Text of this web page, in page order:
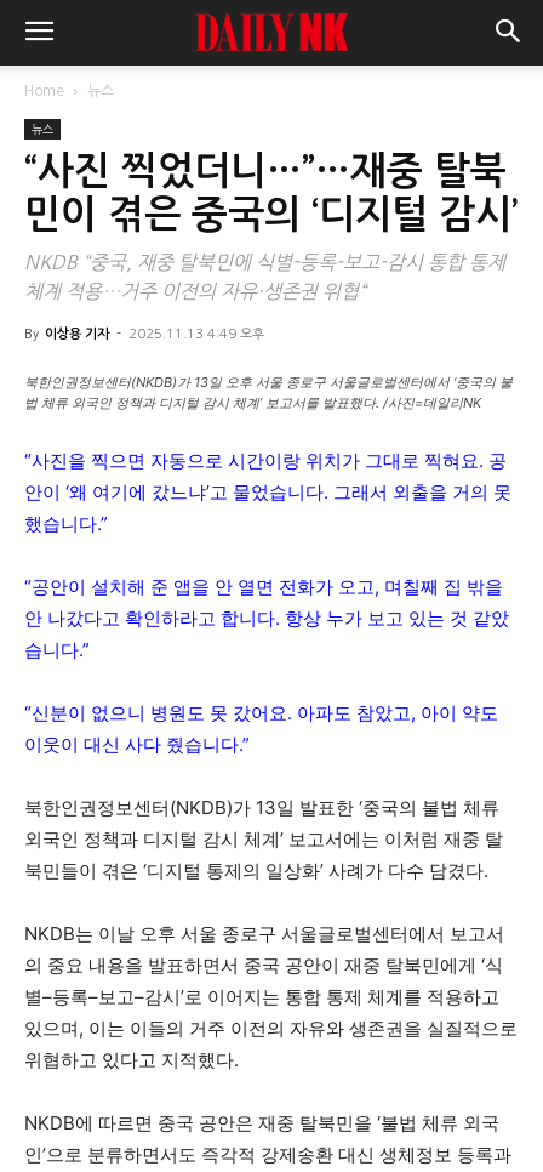
Home 뉴스
뉴스
“사진 찍었더니…”…재중 탈북
민이 겪은 중국의 ‘디지털 감시’
NKDB “중국, 재중 탈북민에 식별-등록-보고-감시 통합 통제
체계 적용…거주 이전의 자유·생존권 위협“
By 이상용 기자 - 2025.11.13 4:49 오후
북한인권정보센터(NKDB)가 13일 오후 서울 종로구 서울글로벌센터에서 ‘중국의 불
법 체류 외국인 정책과 디지털 감시 체계’ 보고서를 발표했다. /사진=데일리NK
“사진을 찍으면 자동으로 시간이랑 위치가 그대로 찍혀요. 공
안이 ‘왜 여기에 갔느냐’고 물었습니다. 그래서 외출을 거의 못
했습니다.”
“공안이 설치해 준 앱을 안 열면 전화가 오고, 며칠째 집 밖을
안 나갔다고 확인하라고 합니다. 항상 누가 보고 있는 것 같았
습니다.”
“신분이 없으니 병원도 못 갔어요. 아파도 참았고, 아이 약도
이웃이 대신 사다 줬습니다.”
북한인권정보센터(NKDB)가 13일 발표한 ‘중국의 불법 체류
외국인 정책과 디지털 감시 체계’ 보고서에는 이처럼 재중 탈
북민들이 겪은 ‘디지털 통제의 일상화’ 사례가 다수 담겼다.
NKDB는 이날 오후 서울 종로구 서울글로벌센터에서 보고서
의 중요 내용을 발표하면서 중국 공안이 재중 탈북민에게 ‘식
별–등록–보고–감시’로 이어지는 통합 통제 체계를 적용하고
있으며, 이는 이들의 거주 이전의 자유와 생존권을 실질적으로
위협하고 있다고 지적했다.
NKDB에 따르면 중국 공안은 재중 탈북민을 ‘불법 체류 외국
인’으로 분류하면서도 즉각적 강제송환 대신 생체정보 등록과